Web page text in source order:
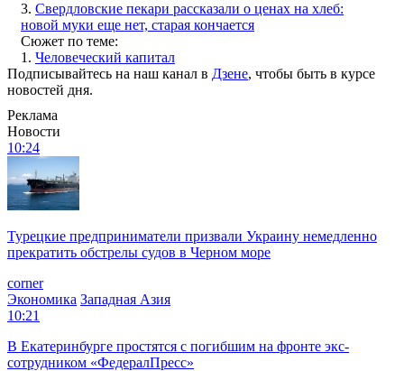
3. Свердловские пекари рассказали о ценах на хлеб:
новой муки еще нет, старая кончается
Сюжет по теме:
1. Человеческий капитал
Подписывайтесь на наш канал в Дзене, чтобы быть в курсе
новостей дня.
Реклама
Новости
10:24
Турецкие предприниматели призвали Украину немедленно
прекратить обстрелы судов в Черном море
corner
Экономика Западная Азия
10:21
В Екатеринбурге простятся с погибшим на фронте экс-
сотрудником «ФедералПресс»